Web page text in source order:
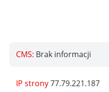
CMS: Brak informacji
IP strony77.79.221.187